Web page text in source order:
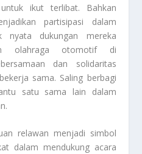
ikut terlibat. Bahkan
partisipasi dalam
nyata dukungan mereka
olahraga otomotif di
dan solidaritas
sama. Saling berbagi
satu sama lain dalam
relawan menjadi simbol
dalam mendukung acara